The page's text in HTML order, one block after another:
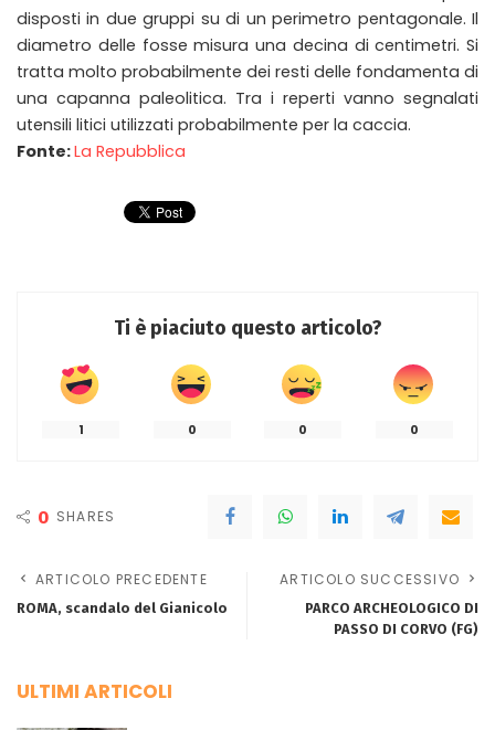
disposti in due gruppi su di un perimetro pentagonale. Il
diametro delle fosse misura una decina di centimetri. Si
tratta molto probabilmente dei resti delle fondamenta di
una capanna paleolitica. Tra i reperti vanno segnalati
utensili litici utilizzati probabilmente per la caccia.
Fonte:La Repubblica
Ti è piaciuto questo articolo?
1 0 0 0
0 SHARES
ARTICOLO PRECEDENTE
ROMA, scandalo del Gianicolo
ARTICOLO SUCCESSIVO
PARCO ARCHEOLOGICO DI
PASSO DI CORVO (FG)
ULTIMI ARTICOLI